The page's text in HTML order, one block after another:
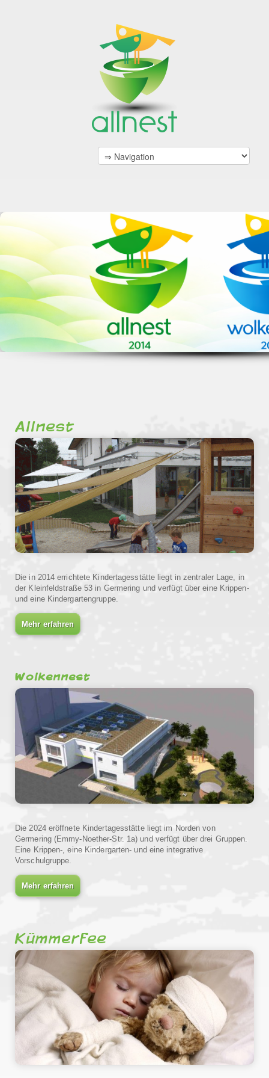
Allnest
Die in 2014 errichtete Kindertagesstätte liegt in zentraler Lage, in
der Kleinfeldstraße 53 in Germering und verfügt über eine Krippen-
und eine Kindergartengruppe.
Mehr erfahren
Wolkennest
Die 2024 eröffnete Kindertagesstätte liegt im Norden von
Germering (Emmy-Noether-Str. 1a) und verfügt über drei Gruppen.
Eine Krippen-, eine Kindergarten- und eine integrative
Vorschulgruppe.
Mehr erfahren
Kümmerfee